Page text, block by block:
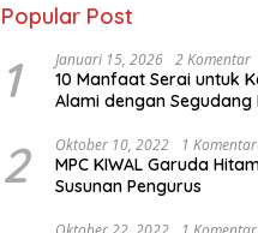
Popular Post
1 Januari 15, 2026 2 Komentar
10 Manfaat Serai untuk
Alami dengan Segudang
2 Oktober 10, 2022 1 Komentar
MPC KIWAL Garuda
Susunan Pengurus